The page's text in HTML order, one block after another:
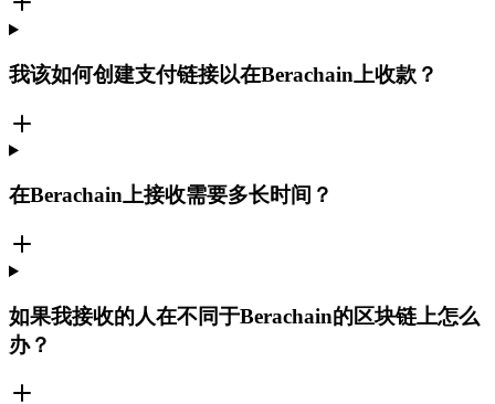
我该如何创建支付链接以在Berachain上收款？
在Berachain上接收需要多长时间？
如果我接收的人在不同于Berachain的区块链上怎么
办？